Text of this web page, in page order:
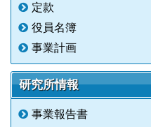
定款
役員名簿
事業計画
研究所情報
事業報告書